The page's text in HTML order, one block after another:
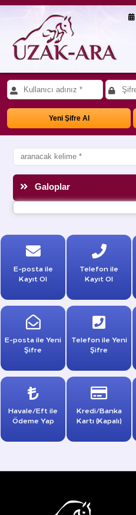
Yeni Şifre Al
Galoplar
E-posta ile
Kayıt Ol
Telefon ile
Kayıt Ol
E-posta ile Yeni
Şifre
Telefon ile Yeni
Şifre
Havale/Eft ile
Ödeme Yap
Kredi/Banka
Kartı (Kapalı)